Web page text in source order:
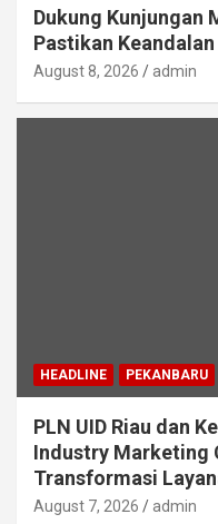
Dukung Kunjungan
Pastikan
August 8, 2026 admin
HEADLINE PEKANBARU
PLN UID Riau dan
Industry Marketing
Transformasi
August 7, 2026 admin